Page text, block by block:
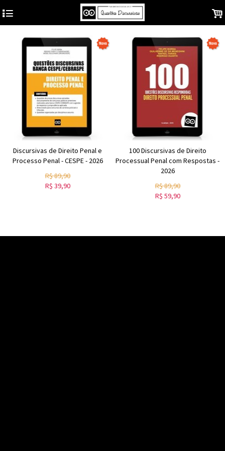
4 .
Discursivas de Direito Penal e
Processo Penal - CESPE - 2026
R$89,90
R$ 39,90
100 Discursivas de Direito
Processual Penal com Respostas -
2026
R$89,90
R$ 59,90